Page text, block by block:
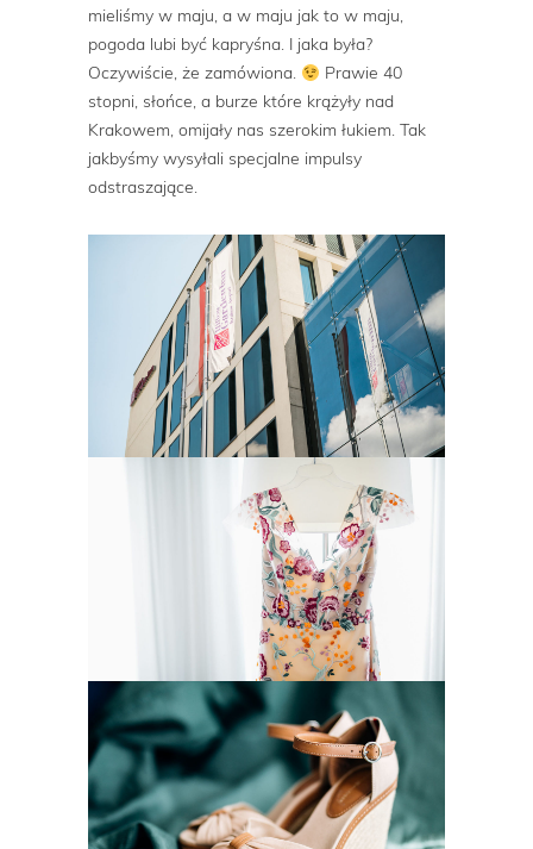
mieliśmy w maju, a w maju jak to w maju,
pogoda lubi być kapryśna. I jaka była?
Oczywiście, że zamówiona.
Prawie 40
stopni, słońce, a burze które krążyły nad
Krakowem, omijały nas szerokim łukiem. Tak
jakbyśmy wysyłali specjalne impulsy
odstraszające.